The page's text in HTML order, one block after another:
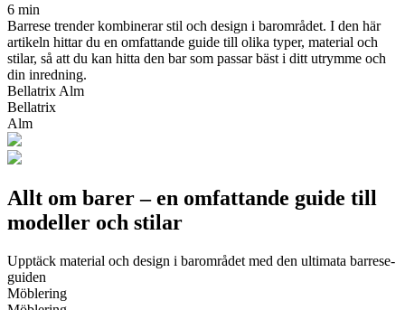
6 min
Barrese trender kombinerar stil och design i barområdet. I den här
artikeln hittar du en omfattande guide till olika typer, material och
stilar, så att du kan hitta den bar som passar bäst i ditt utrymme och
din inredning.
Bellatrix Alm
Bellatrix
Alm
Allt om barer – en omfattande guide till
modeller och stilar
Upptäck material och design i barområdet med den ultimata barrese-
guiden
Möblering